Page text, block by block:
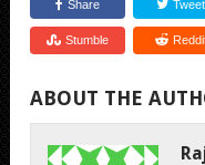
Share Tweet
Stumble
ABOUT THE